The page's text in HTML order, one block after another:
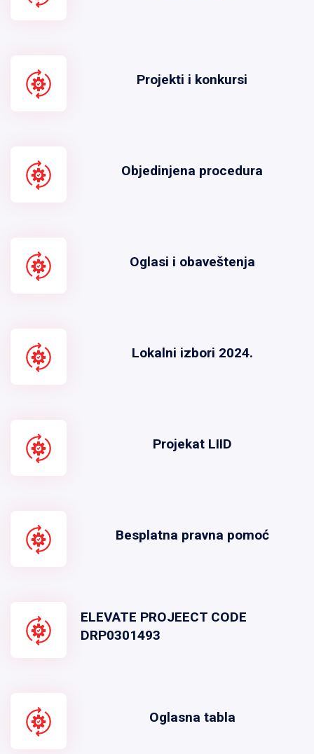
Projekti i konkursi
Objedinjena procedura
Oglasi i obaveštenja
Lokalni izbori 2024.
Projekat LIID
Besplatna pravna pomoć
ELEVATE PROJEECT CODE
DRP0301493
Oglasna tabla